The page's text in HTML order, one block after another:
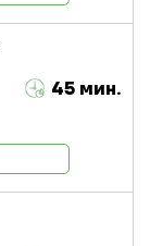
45 мин.